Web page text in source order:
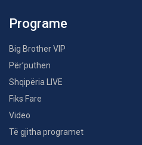
Programe
Big Brother VIP
Për’puthen
Shqipëria LIVE
Fiks Fare
Video
Të gjitha programet